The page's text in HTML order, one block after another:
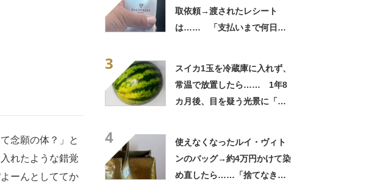
念願の体？」と
れたような錯覚
ーんとしててか
取依頼→渡されたレシート
は…… 「支払いまで何日か
3
スイカ1玉を冷蔵庫に入れず、
常温で放置したら…… 1年8
カ月後、目を疑う光景に「ヤ
4
使えなくなったルイ・ヴィト
ンのバッグ→約4万円かけて染
め直したら……「捨てなきゃ